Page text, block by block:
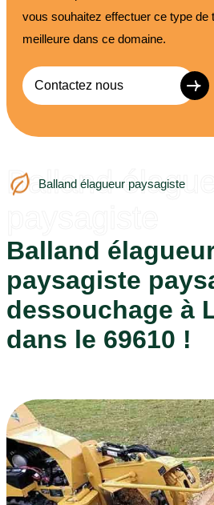
vous souhaitez effectuer ce type de
meilleure dans ce domaine.
Contactez nous
Balland élagueur paysagiste
Balland
Balland
paysagiste
dessouchage à
dans le 69610 !